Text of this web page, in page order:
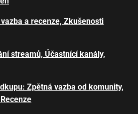
a recenze, Zkušenosti
streamů, Účastnící kanály,
Zpětná vazba od komunity,